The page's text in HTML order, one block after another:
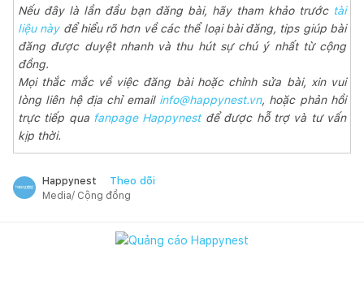
Nếu đây là lần đầu bạn đăng bài, hãy tham khảo trướctài
liệu nàyđể hiểu rõ hơn về các thể loại bài đăng, tips giúp bài
đăng được duyệt nhanh và thu hút sự chú ý nhất từ cộng
đồng.
Mọi thắc mắc về việc đăng bài hoặc chỉnh sửa bài, xin vui
lòng liên hệ địa chỉ email info@happynest.vn, hoặc phản hồi
trực tiếp qua fanpage Happynestđể được hỗ trợ và tư vấn
kịp thời.
Happynest Theo dõi
Media/ Cộng đồng